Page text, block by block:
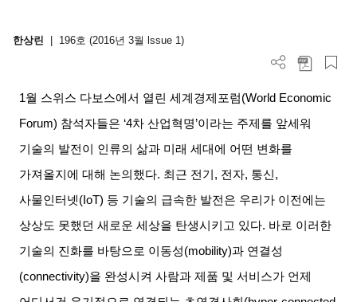
한상린 196호 (2016년 3월 lssue 1)
1월 스위스 다보스에서 열린 세계경제포럼(World Economic
Forum) 참석자들은 ‘4차 산업혁명’이라는 주제를 앞세워
기술의 발전이 인류의 삶과 미래 세대에 어떤 변화를
가져올지에 대해 논의했다. 최근 전기 , 전자, 통신 ,
사물인터넷(IoT) 등 기술의 급속한 발전은 우리가 이전에는
상상도 못했던 새로운 세상을 탄생시키고 있다. 바로 이러한
기술의 진화를 바탕으로 이동성(mobility)과 연결성
(connectivity)을 완성시켜 사람과 제품 및 서비스가 언제